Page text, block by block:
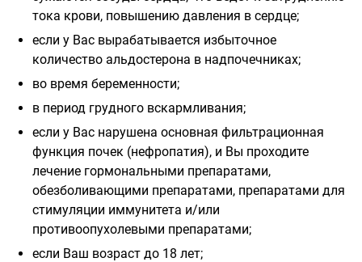
тока крови, повышению давления в сердце;
если у Вас вырабатывается избыточное
количество альдостерона в надпочечниках;
во время беременности;
в период грудного вскармливания;
если у Вас нарушена основная фильтрационная
функция почек (нефропатия), и Вы проходите
лечение гормональными препаратами,
обезболивающими препаратами, препаратами для
стимуляции иммунитета и/или
противоопухолевыми препаратами;
если Ваш возраст до 18 лет;